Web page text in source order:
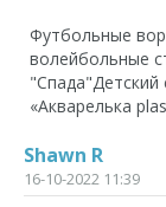
Футбольные
волейбольные
"Спада"Детский
«Акварелька
Shawn R
16-10-2022 11:39